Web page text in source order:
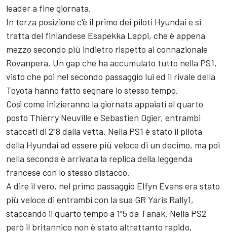
leader a fine giornata.
In terza posizione c'è il primo dei piloti Hyundai e si
tratta del finlandese Esapekka Lappi, che è appena
mezzo secondo più indietro rispetto al connazionale
Rovanpera. Un gap che ha accumulato tutto nella PS1,
visto che poi nel secondo passaggio lui ed il rivale della
Toyota hanno fatto segnare lo stesso tempo.
Così come inizieranno la giornata appaiati al quarto
posto Thierry Neuville e Sebastien Ogier, entrambi
staccati di 2"8 dalla vetta. Nella PS1 è stato il pilota
della Hyundai ad essere più veloce di un decimo, ma poi
nella seconda è arrivata la replica della leggenda
francese con lo stesso distacco.
A dire il vero, nel primo passaggio Elfyn Evans era stato
più veloce di entrambi con la sua GR Yaris Rally1,
staccando il quarto tempo a 1"5 da Tanak. Nella PS2
però il britannico non è stato altrettanto rapido,